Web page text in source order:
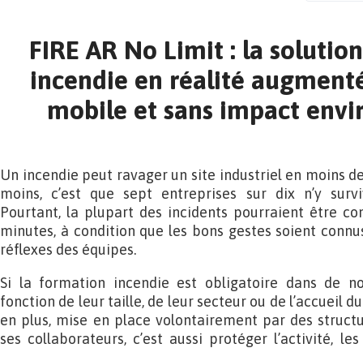
FIRE AR No Limit : la
incendie en réalité
mobile et sans impact
Un incendie peut ravager un site industriel en moins
moins, c’est que sept entreprises sur dix n’y
Pourtant, la plupart des incidents pourraient être
minutes, à condition que les bons gestes soient
réflexes des équipes.
Si la formation incendie est obligatoire dans de
fonction de leur taille, de leur secteur ou de l’accueil
en plus, mise en place volontairement par des
ses collaborateurs, c’est aussi protéger l’activité,